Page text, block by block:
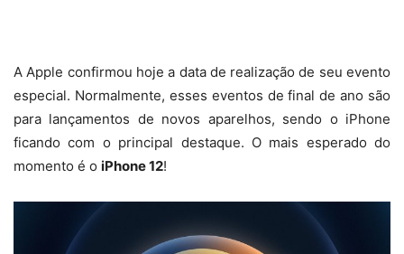
A Apple confirmou hoje a data de realização de seu evento
especial. Normalmente, esses eventos de final de ano são
para lançamentos de novos aparelhos, sendo o iPhone
ficando com o principal destaque. O mais esperado do
momento é o iPhone 12!